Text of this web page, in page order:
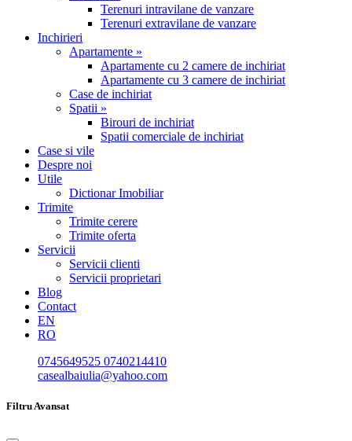
Terenuri intravilane de vanzare
Terenuri extravilane de vanzare
Inchirieri
Apartamente »
Apartamente cu 2 camere de inchiriat
Apartamente cu 3 camere de inchiriat
Case de inchiriat
Spatii »
Birouri de inchiriat
Spatii comerciale de inchiriat
Case si vile
Despre noi
Utile
Dictionar Imobiliar
Trimite
Trimite cerere
Trimite oferta
Servicii
Servicii clienti
Servicii proprietari
Blog
Contact
EN
RO
0745649525 0740214410
casealbaiulia@yahoo.com
Filtru Avansat